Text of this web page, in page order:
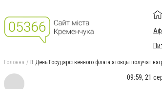
Головна В День Государственного флага атовцы получат
09:59, 21